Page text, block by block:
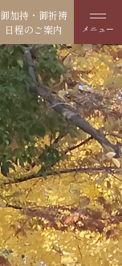
御加持・御祈祷
日程のご案内